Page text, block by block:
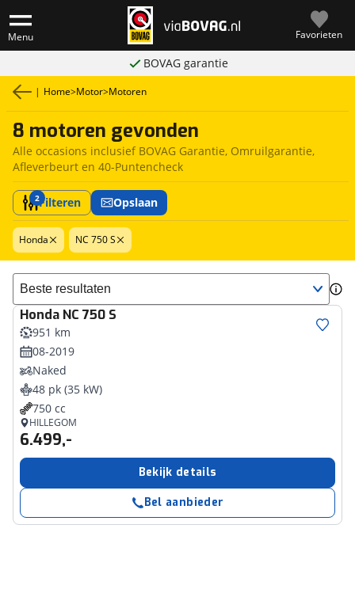
Menu Favorieten
BOVAG garantie
| Home>Motor>Motoren
8 motoren gevonden
Alle occasions inclusief BOVAG Garantie, Omruilgarantie,
Afleverbeurt en 40-Puntencheck
2Filteren Opslaan
Honda NC 750 S
Sorteer resultaten
Honda NC 750 S
951 km
08-2019
Naked
48 pk (35 kW)
750 cc
HILLEGOM
6.499,-
Bekijk details
Bel aanbieder